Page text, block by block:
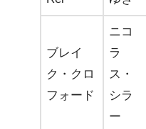
ブレイ
ク・クロ
フォード
ニコ
ラ
ス・
シラ
ー